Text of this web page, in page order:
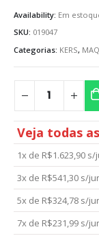
Availability: Em
SKU: 019047
Categorias: KERS,
Veja todas
1x de R$1.623,90 s/
3x de R$541,30 s/
5x de R$324,78 s/
7x de R$231,99 s/